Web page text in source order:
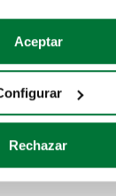
sobre su
sobre cómo
Aceptar
Rechazar